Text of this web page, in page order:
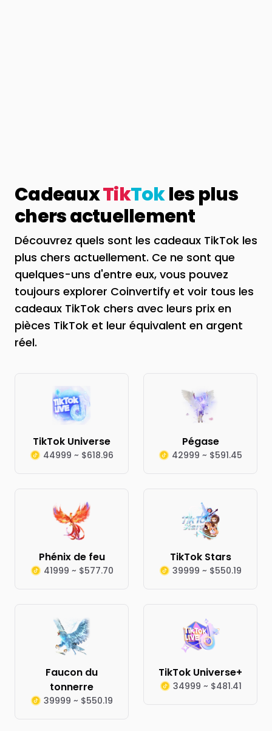
CadeauxTikTokles plus
chers actuellement
Découvrez quels sont les cadeaux TikTok les
plus chers actuellement. Ce ne sont que
quelques-uns d'entre eux, vous pouvez
toujours explorer Coinvertify et voir tous les
cadeaux TikTok chers avec leurs prix en
pièces TikTok et leur équivalent en argent
réel.
TikTok Universe
44999 ~ $618.96
Pégase
42999 ~ $591.45
Phénix de feu
41999 ~ $577.70
TikTok Stars
39999 ~ $550.19
Faucon du
tonnerre
39999 ~ $550.19
TikTok Universe+
34999 ~ $481.41